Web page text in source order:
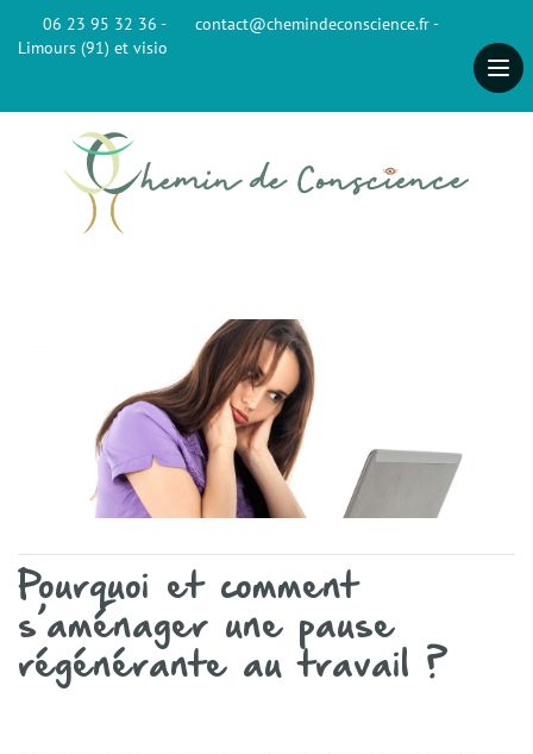
06 23 95 32 36 -
contact@chemindeconscience.fr -
Limours (91) et visio
Pourquoi et comment
s’aménager une pause
régénérante au travail ?